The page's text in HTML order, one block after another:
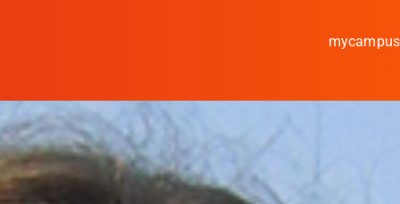
mycampus
Studieren
Kooperieren